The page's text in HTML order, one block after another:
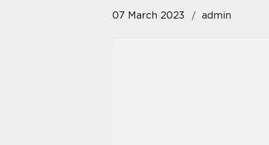
07 March 2023 admin